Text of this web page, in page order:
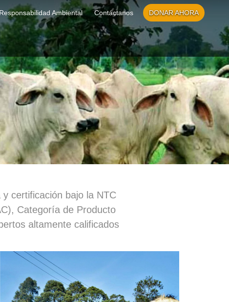
Responsabilidad Ambiental Contáctanos DONAR AHORA
certificación bajo la NTC
Categoría de Producto
altamente calificados